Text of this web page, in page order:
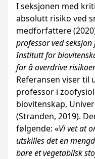
I seksjonen med
absolutt risiko ved
medforfattere
professor ved
Institutt for
for å overdrive
Referansen viser til
professor i
biovitenskap,
(Stranden, 2019).
følgende: «Vi vet at
utskilles det en
bare et vegetabilsk